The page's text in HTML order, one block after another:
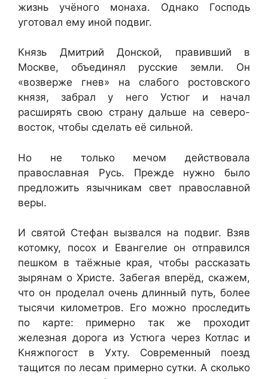
жизнь учёного монаха. Однако Господь
уготовал ему иной подвиг.
Князь Дмитрий Донской, правивший в
Москве, объединял русские земли. Он
«возверже гнев» на слабого ростовского
князя, забрал у него Устюг и начал
расширять свою страну дальше на северо-
восток, чтобы сделать её сильной.
Но не только мечом действовала
православная Русь. Прежде нужно было
предложить язычникам свет православной
веры.
И святой Стефан вызвался на подвиг. Взяв
котомку, посох и Евангелие он отправился
пешком в таёжные края, чтобы рассказать
зырянам о Христе. Забегая вперёд, скажем,
что он проделал очень длинный путь, более
тысячи километров. Его можно проследить
по карте: примерно так же проходит
железная дорога из Устюга через Котлас и
Княжпогост в Ухту. Современный поезд
тащится по лесам примерно сутки. А сколько